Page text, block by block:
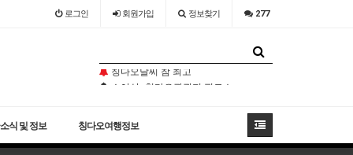
로그인 회원가입 정보찾기 277
칭다오날씨 참 최고
소어산 -칭다오관광지 필코스
식 및 정보 칭다오여행정보